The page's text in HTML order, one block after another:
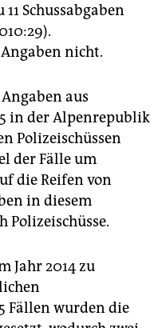
Schussabgaben
nicht.
aus
in der Alpenrepublik
Polizeischüssen
der Fälle um
die Reifen von
in diesem
Polizeischüsse.
Jahr 2014 zu
Fällen wurden die